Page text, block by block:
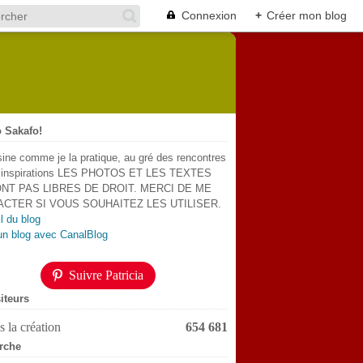
Connexion + Créer mon blog
Sakafo!
comme je la pratique, au gré des rencontres
LES PHOTOS ET LES TEXTES
PAS LIBRES DE DROIT. MERCI DE ME
SI VOUS SOUHAITEZ LES UTILISER.
du blog
blog avec CanalBlog
Suivre Patricia
la création 654 681